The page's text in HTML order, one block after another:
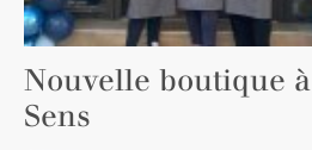
Nouvelle boutique à
Sens